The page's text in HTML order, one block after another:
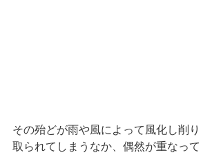
その殆どが雨や風によって風化し削り
取られてしまうなか、偶然が重なって